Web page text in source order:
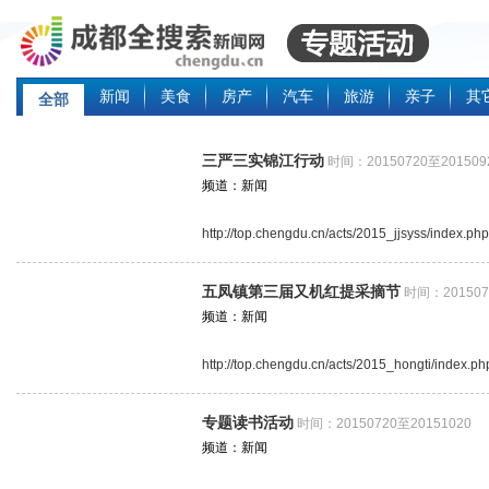
全部 新闻 美食 房产 汽车 旅游 亲子 其
三严三实锦江行动 时间：20150720至
频道：新闻
http://top.chengdu.cn/acts/2015_jjsyss/index.php
五凤镇第三届又机红提采摘节 时间：
频道：新闻
http://top.chengdu.cn/acts/2015_hongti/
专题读书活动 时间：20150720至20151020
频道：新闻